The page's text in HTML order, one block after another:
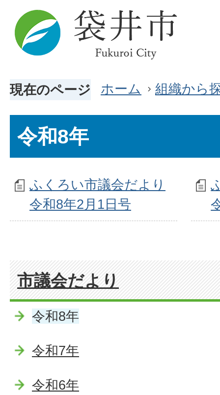
現在のページ ホーム 組織から
令和8年
ふくろい市議会だより
令和8年2月1日号
市議会だより
令和8年
令和7年
令和6年